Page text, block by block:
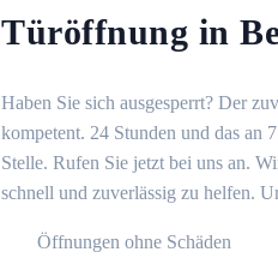
Türöffnung in
Haben Sie sich ausgesperrt? Der
kompetent. 24 Stunden und das an
Stelle. Rufen Sie jetzt bei uns an.
schnell und zuverlässig zu helfen.
Öffnungen ohne Schäden